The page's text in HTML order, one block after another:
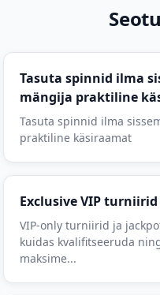
Tasuta spinnid ilma
mängija praktiline
Tasuta spinnid ilma
praktiline käsiraamat
Exclusive VIP
VIP-only turniirid ja
kuidas kvalifitseeruda
maksime...